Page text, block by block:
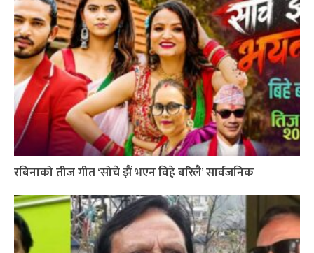
रबिनाको तीज गीत ‘सोचे झैं भएन विहे बरिलै’ सार्वजनिक